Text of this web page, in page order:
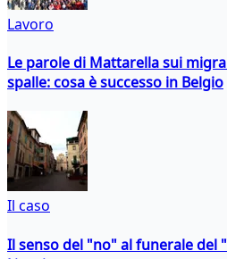
Lavoro
Le parole di Mattarella sui
spalle: cosa è successo in Belgio
Il caso
Il senso del "no" al funerale del